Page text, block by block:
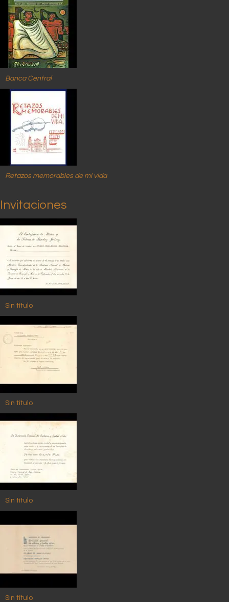
Banca Central
Retazos memorables de mi vida
Invitaciones
Sin título
Sin título
Sin título
Sin título